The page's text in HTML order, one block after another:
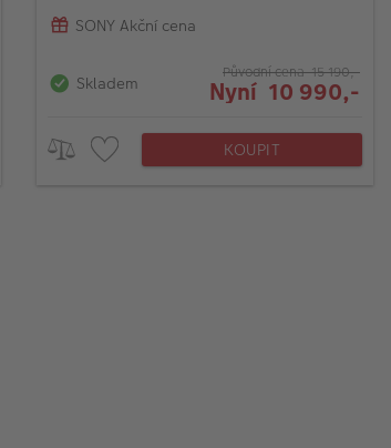
SONY Akční cena
Skladem Původní cena 15 190,-
Nyní 10 990,-
KOUPIT